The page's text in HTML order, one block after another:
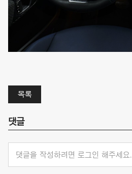
목록
댓글
댓글을 작성하려면 로그인 해주세요.